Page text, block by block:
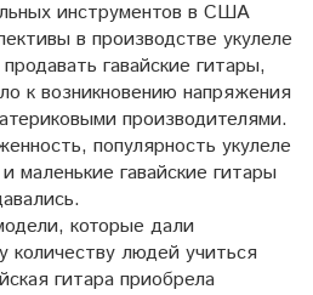
инструментов в США
в производстве укулеле
гавайские гитары,
к возникновению напряжения
производителями.
популярность укулеле
маленькие гавайские гитары
которые дали
количеству людей учиться
гитара приобрела